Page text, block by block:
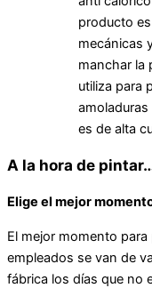
producto
mecánicas
manchar la
utiliza para
es de alta
A la hora de
Elige el mejor
El mejor momento
empleados se van de
fábrica los días que no